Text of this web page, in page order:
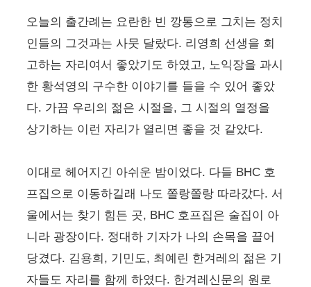
오늘의 출간례는 요란한 빈 깡통으로 그치는 정치
인들의 그것과는 사뭇 달랐다. 리영희 선생을 회
고하는 자리여서 좋았기도 하였고, 노익장을 과시
한 황석영의 구수한 이야기를 들을 수 있어 좋았
다. 가끔 우리의 젊은 시절을, 그 시절의 열정을
상기하는 이런 자리가 열리면 좋을 것 같았다.
이대로 헤어지긴 아쉬운 밤이었다. 다들 BHC 호
프집으로 이동하길래 나도 쫄랑쫄랑 따라갔다. 서
울에서는 찾기 힘든 곳, BHC 호프집은 술집이 아
니라 광장이다. 정대하 기자가 나의 손목을 끌어
당겼다. 김용희, 기민도, 최예린 한겨레의 젊은 기
자들도 자리를 함께 하였다. 한겨레신문의 원로